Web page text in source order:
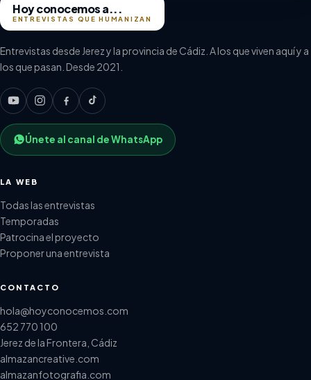
Hoy conocemos a...
ENTREVISTAS QUE HUMANIZAN
Entrevistas desde Jerez y la provincia de Cádiz. A los que viven aquí y a
los que pasan. Desde 2021.
Únete al canal de WhatsApp
LA WEB
Todas las entrevistas
Temporadas
Patrocina el proyecto
Proponer una entrevista
CONTACTO
hola@hoyconocemos.com
652 770 100
Jerez de la Frontera, Cádiz
almazancreative.com
almazanfotografia.com